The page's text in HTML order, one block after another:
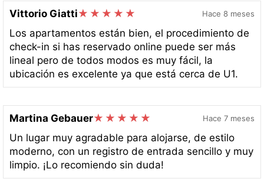
Vittorio Giatti Hace 8 meses
Los apartamentos están bien, el procedimiento de
check-in si has reservado online puede ser más
lineal pero de todos modos es muy fácil, la
ubicación es excelente ya que está cerca de U1.
Martina Gebauer Hace 7 meses
Un lugar muy agradable para alojarse, de estilo
moderno, con un registro de entrada sencillo y muy
limpio. ¡Lo recomiendo sin duda!